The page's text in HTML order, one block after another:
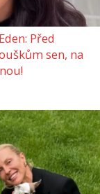
Před
sen, na